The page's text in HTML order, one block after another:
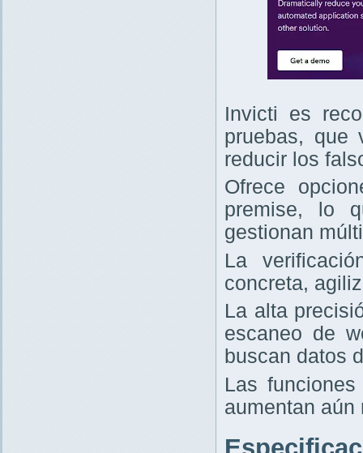
Invicti es
pruebas, que
reducir los
Ofrece
premise, lo
gestionan
La
concreta,
La alta
escaneo de
buscan datos
Las
aumentan aún